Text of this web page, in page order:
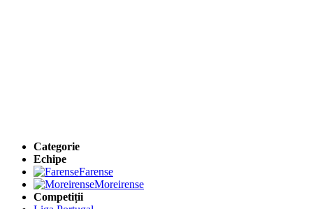
Categorie
Echipe
Farense
Moreirense
Competiții